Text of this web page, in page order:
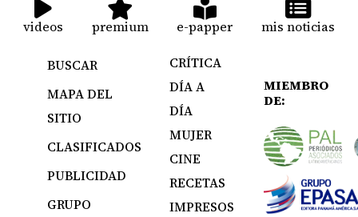
videos premium e-papper mis noticias
BUSCAR
MAPA DEL
SITIO
CLASIFICADOS
PUBLICIDAD
GRUPO
CRÍTICA
DÍA A
DÍA
MUJER
CINE
RECETAS
IMPRESOS
MIEMBRO
DE: